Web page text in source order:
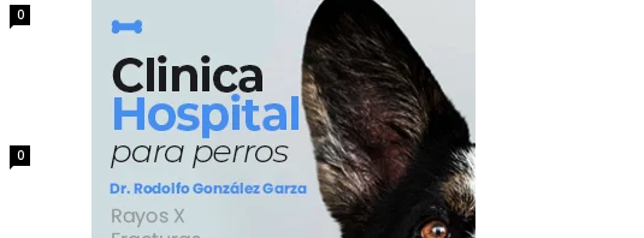
0
0